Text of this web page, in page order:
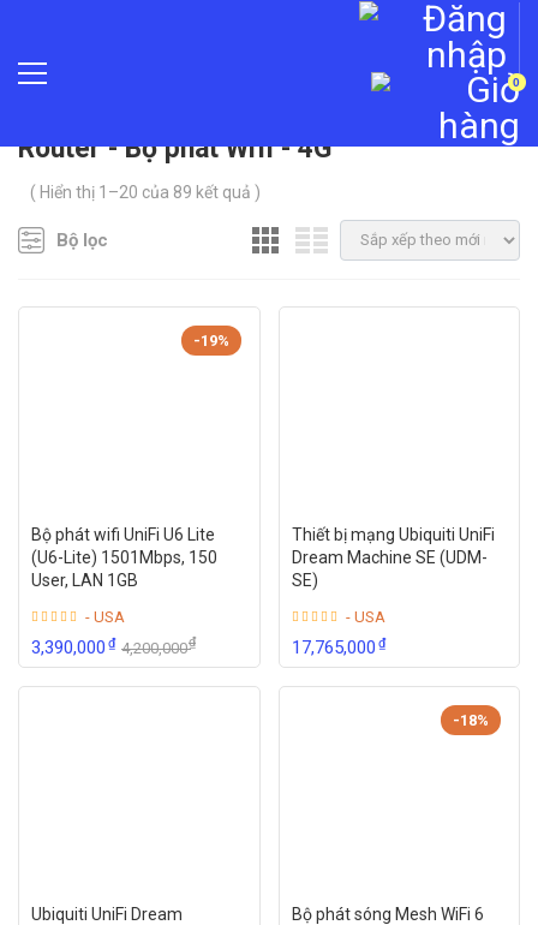
0
Router - Bộ phát Wifi - 4G
( Hiển thị 1–20 của 89 kết quả )
Bộ lọc
-19%
Bộ phát wifi UniFi U6 Lite
(U6-Lite) 1501Mbps, 150
User, LAN 1GB
- USA
3,390,000₫ 4,200,000₫
Thiết bị mạng Ubiquiti UniFi
Dream Machine SE (UDM-
SE)
- USA
17,765,000₫
Ubiquiti UniFi Dream
-18%
Bộ phát sóng Mesh WiFi 6